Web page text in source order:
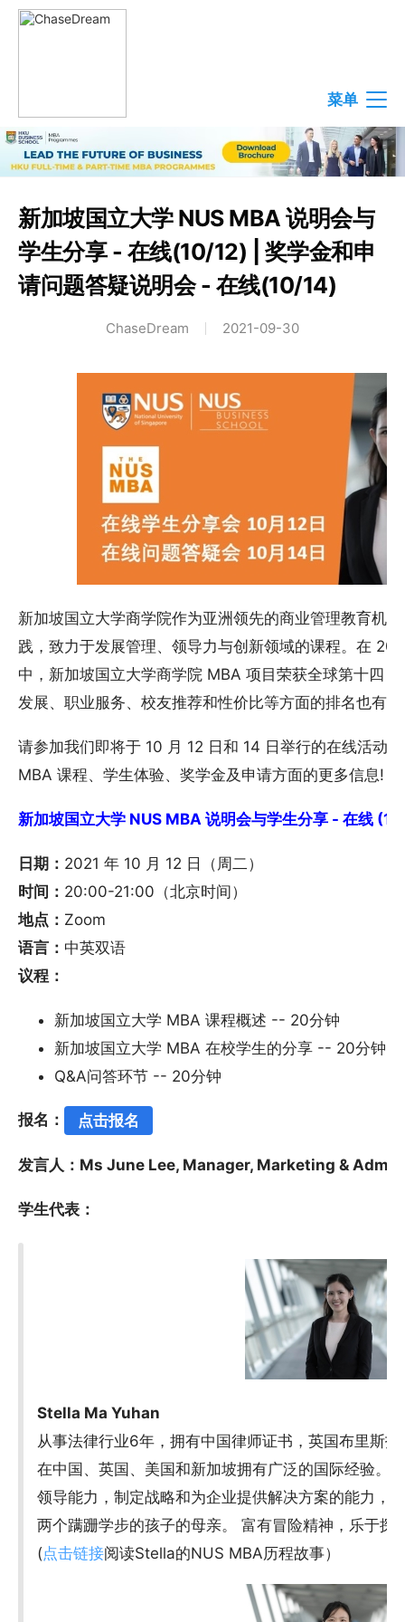
菜单
新加坡国立大学 NUS MBA 说明会与
学生分享 - 在线(10/12) | 奖学金和申
请问题答疑说明会 - 在线(10/14)
ChaseDream 2021-09-30
新加坡国立大学商学院作为亚洲领先的商业管理教育机
践，致力于发展管理、领导力与创新领域的课程。在
中，新加坡国立大学商学院 MBA 项目荣获全球第十四
发展、职业服务、校友推荐和性价比等方面的排名也有
请参加我们即将于 10 月 12 日和 14 日举行的在线活动
MBA 课程、学生体验、奖学金及申请方面的更多信息!
新加坡国立大学 NUS MBA 说明会与学生分享 - 在线
日期： 2021 年 10 月 12 日（周二）
时间： 20:00-21:00（北京时间）
地点： Zoom
语言： 中英双语
议程：
新加坡国立大学 MBA 课程概述 -- 20分钟
新加坡国立大学 MBA 在校学生的分享 -- 20分钟
Q&A问答环节 -- 20分钟
报名： 点击报名
发言人：Ms June Lee, Manager, Marketing &
学生代表：
Stella Ma Yuhan
从事法律行业6年，拥有中国律师证书，英国布里斯
在中国、英国、美国和新加坡拥有广泛的国际经验。
领导能力，制定战略和为企业提供解决方案的能力，
两个蹒跚学步的孩子的母亲。 富有冒险精神，乐于探
(点击链接阅读Stella的NUS MBA历程故事）